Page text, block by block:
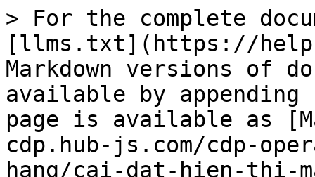
> For the complete
[llms.txt](https://
Markdown versions of
available by
page is available as
cdp.hub-js.com/cdp-
hang/cai-dat-hien-thi-